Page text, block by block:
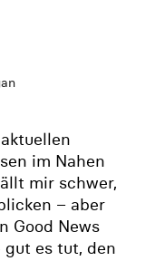
im Nahen
mir schwer,
– aber
Good News
es tut, den